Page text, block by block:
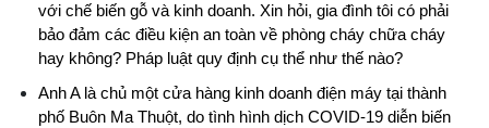
với chế biến gỗ và kinh doanh. Xin hỏi, gia đình tôi có phải
bảo đảm các điều kiện an toàn về phòng cháy chữa cháy
hay không? Pháp luật quy định cụ thể như thế nào?
Anh A là chủ một cửa hàng kinh doanh điện máy tại thành
phố Buôn Ma Thuột, do tình hình dịch COVID-19 diễn biến